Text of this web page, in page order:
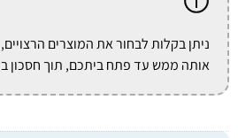
ניתן בקלות לבחור את המוצרים
אותה ממש עד פתח ביתכם, תוך חסכון